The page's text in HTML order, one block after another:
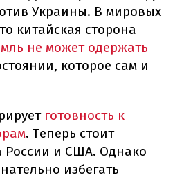
Украины. В мировых
китайская сторона
не может одержать
которое сам и
готовность к
. Теперь стоит
России и США. Однако
избегать